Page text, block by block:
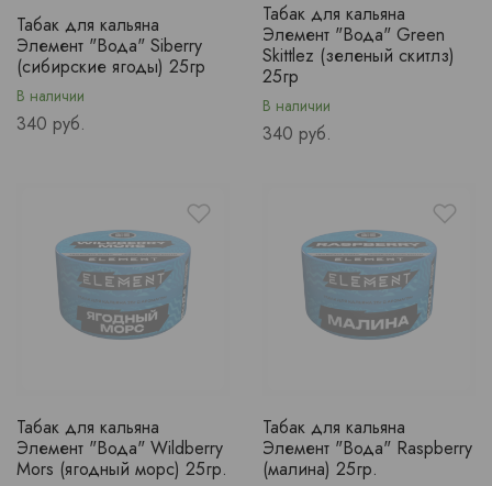
Табак для кальяна
Элемент "Вода" Siberry
(сибирские ягоды) 25гр
В наличии
Price
340 руб.
Табак для кальяна
Элемент "Вода" Green
Skittlez (зеленый скитлз)
25гр
В наличии
Price
340 руб.
Табак для кальяна
Элемент "Вода" Wildberry
Mors (ягодный морс) 25гр.
Табак для кальяна
Элемент "Вода" Raspberry
(малина) 25гр.